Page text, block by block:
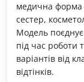
медична форма
сестер,
Модель
під час роботи
варіантів від
відтінків.